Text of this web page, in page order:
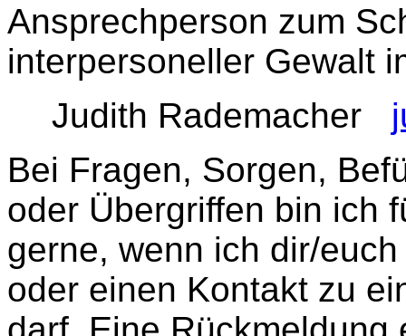
Ansprechperson zum
interpersoneller Gewalt
Judith Rademacher
Bei Fragen, Sorgen,
oder Übergriffen bin ich
gerne, wenn ich dir/
oder einen Kontakt zu